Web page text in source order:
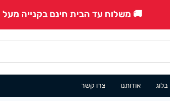
🚚 משלוח עד הבית חינם בקנייה מעל 500₪!
בלוג אודותנו צרו קשר